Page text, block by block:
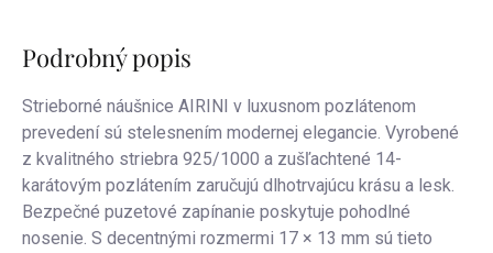
Podrobný popis
Strieborné náušnice AIRINI v luxusnom pozlátenom
prevedení sú stelesnením modernej elegancie. Vyrobené
z kvalitného striebra 925/1000 a zušľachtené 14-
karátovým pozlátením zaručujú dlhotrvajúcu krásu a lesk.
Bezpečné puzetové zapínanie poskytuje pohodlné
nosenie. S decentnými rozmermi 17 × 13 mm sú tieto